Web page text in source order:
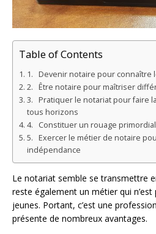
Table of Contents
1. Devenir notaire pour connaître
2. Être notaire pour maîtriser
3. Pratiquer le notariat pour faire
tous horizons
4. Constituer un rouage primordial
5. Exercer le métier de notaire
indépendance
Le notariat semble se transmettre
reste également un métier qui
jeunes. Portant, c’est une
présente de nombreux avantages.